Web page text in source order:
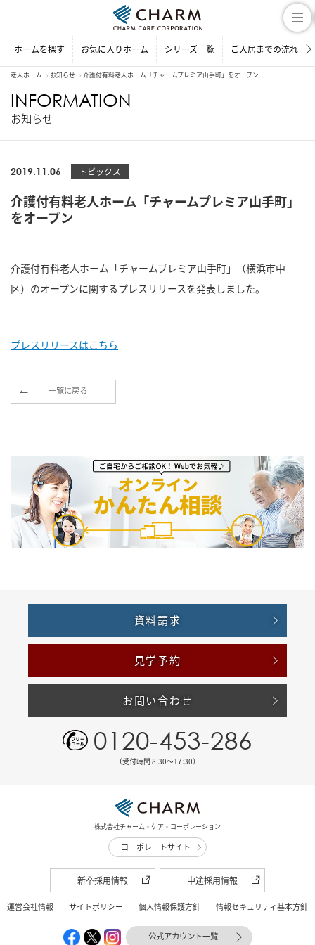
ホームを探す お気に入りホーム シリーズ一覧 ご入居までの流れ
老人ホーム お知らせ 介護付有料老人ホーム「チャームプレミア山手町」をオープン
INFORMATION
お知らせ
2019.11.06 トピックス
介護付有料老人ホーム「チャームプレミア山手町」
をオープン
介護付有料老人ホーム「チャームプレミア山手町」（横浜市中
区）のオープンに関するプレスリリースを発表しました。
プレスリリースはこちら
一覧に戻る
資料請求
見学予約
お問い合わせ
0120-453-286
（受付時間 8:30〜17:30）
株式会社チャーム・ケア・コーポレーション
コーポレートサイト
新卒採用情報 中途採用情報
運営会社情報 サイトポリシー 個人情報保護方針 情報セキュリティ基本方針
公式アカウント一覧